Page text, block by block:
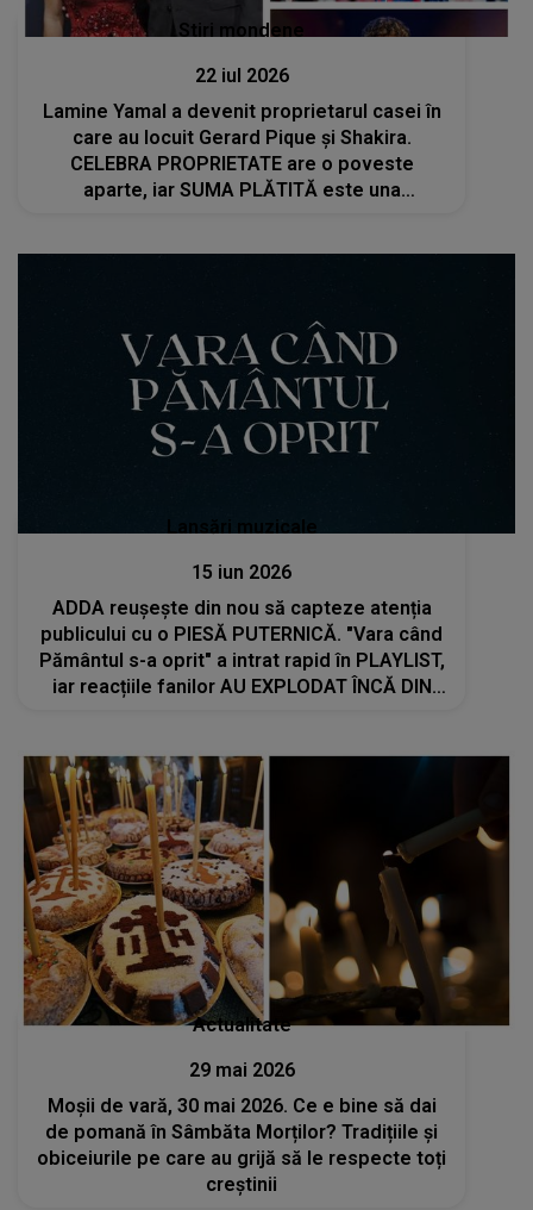
Stiri mondene
22 iul 2026
Lamine Yamal a devenit proprietarul casei în
care au locuit Gerard Pique și Shakira.
CELEBRA PROPRIETATE are o poveste
aparte, iar SUMA PLĂTITĂ este una
Lansări muzicale
15 iun 2026
ADDA reușește din nou să capteze atenția
publicului cu o PIESĂ PUTERNICĂ. "Vara când
Pământul s-a oprit" a intrat rapid în PLAYLIST,
iar reacțiile fanilor AU EXPLODAT ÎNCĂ DIN
Actualitate
29 mai 2026
Moșii de vară, 30 mai 2026. Ce e bine să dai
de pomană în Sâmbăta Morților? Tradițiile și
obiceiurile pe care au grijă să le respecte toți
creștinii